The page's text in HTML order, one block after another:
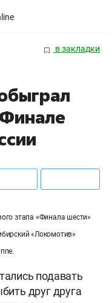
в закладки
этапа «Финала шести»
«Локомотив»
подавать
друг друга